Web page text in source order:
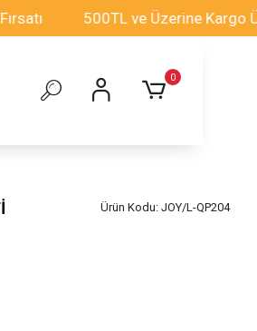
500TL ve Üzerine Kargo
0
Ürün Kodu: JOY/L-QP204